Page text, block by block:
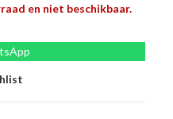
en niet beschikbaar.